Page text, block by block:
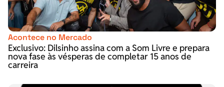
Acontece no Mercado
Exclusivo: Dilsinho assina com a Som Livre e prepara
nova fase às vésperas de completar 15 anos de
carreira